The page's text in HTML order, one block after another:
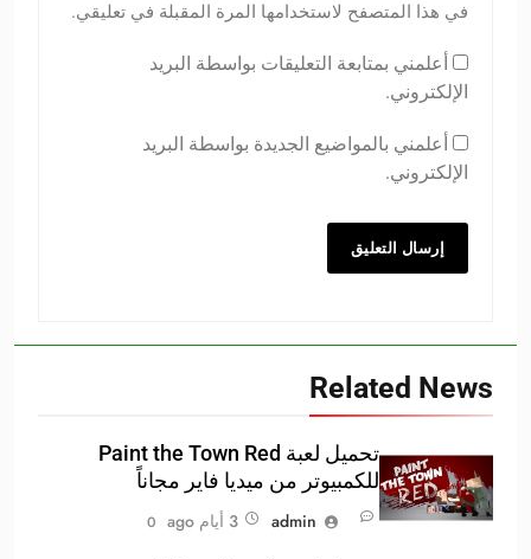
في هذا المتصفح لاستخدامها المرة المقبلة في تعليقي.
أعلمني بمتابعة التعليقات بواسطة البريد
الإلكتروني.
أعلمني بالمواضيع الجديدة بواسطة البريد
الإلكتروني.
Related News
تحميل لعبة Paint the Town Red
للكمبيوتر من ميديا فاير مجاناً
admin
3 أيام ago 0